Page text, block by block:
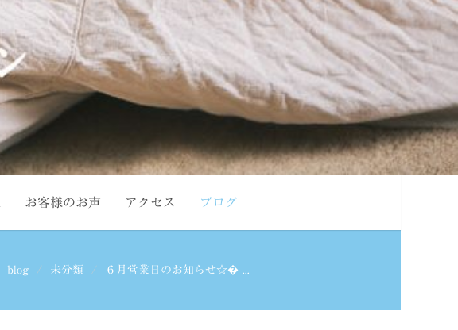
お客様のお声 アクセス ブログ
blog 未分類 ６月営業日のお知らせ☆� ...